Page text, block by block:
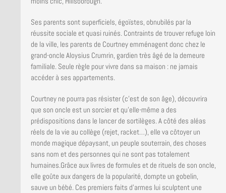
Ses parents sont superficiels, égoïstes, obnubilés par la
réussite sociale et quasi ruinés. Contraints de trouver refuge loin
de la ville, les parents de Courtney emménagent donc chez le
grand-oncle Aloysius Crumrin, gardien très âgé de la demeure
familiale. Seule règle pour vivre dans sa maison : ne jamais
accéder à ses appartements.
Courtney ne pourra pas résister (c’est de son âge), découvrira
que son oncle est un sorcier et qu’elle-même a des
prédispositions dans le lancer de sortilèges. A côté des aléas
réels de la vie au collège (rejet, racket…), elle va côtoyer un
monde magique dépaysant, un peuple souterrain, des choses
sans nom et des personnes qui ne sont pas totalement
humaines.Grâce aux livres de formules et de rituels de son oncle,
elle goûte aux dangers de la popularité, dompte un gobelin,
sauve un bébé. Ces premiers faits d’armes lui sculptent une